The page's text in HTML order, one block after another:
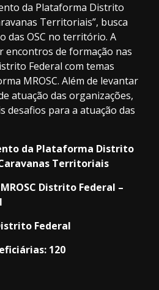
da Plataforma Distrito
Territoriais”, busca
das OSC no território. A
encontros de formação nas
Federal com temas
MROSC. Além de levantar
atuação das organizações,
desafios para a atuação das
da Plataforma Distrito
Territoriais
Distrito Federal –
Federal
120